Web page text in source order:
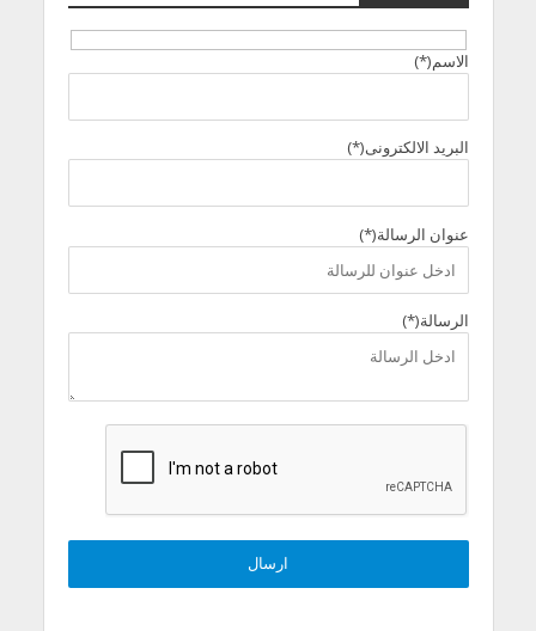
الاسم(*)
البريد الالكترونى(*)
عنوان الرسالة(*)
الرسالة(*)